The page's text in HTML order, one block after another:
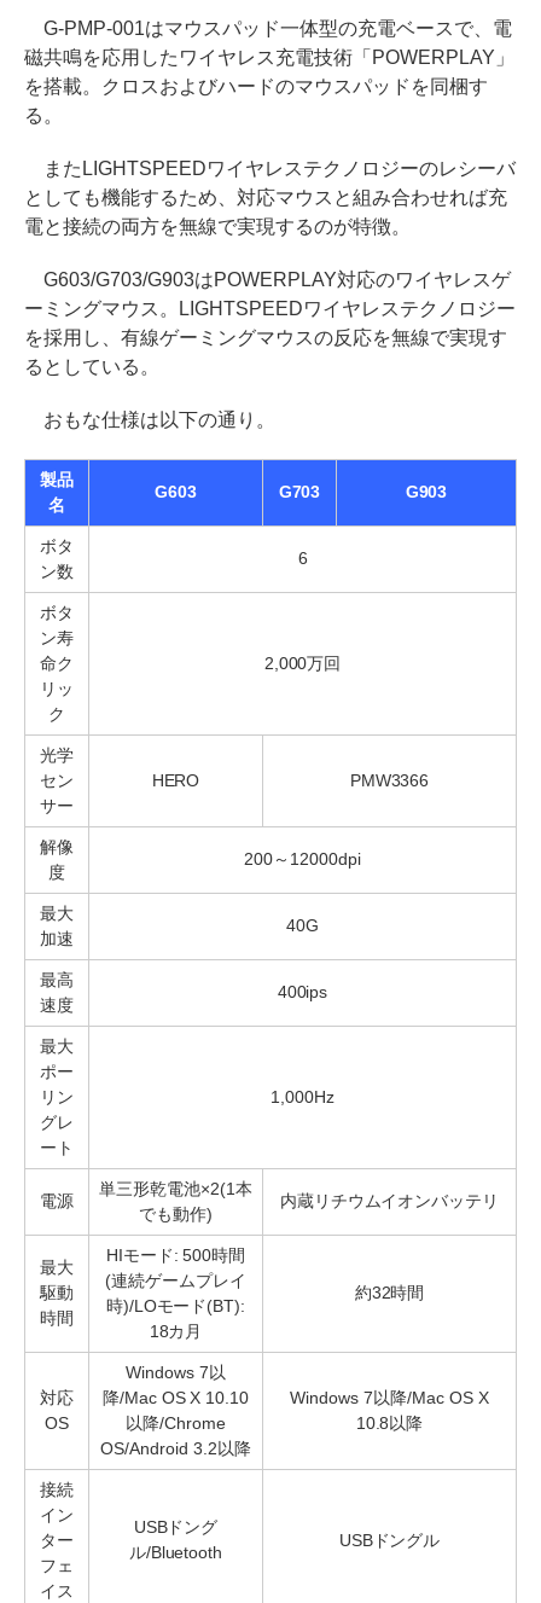
G-PMP-001はマウスパッド一体型の充電ベースで、電
磁共鳴を応用したワイヤレス充電技術「POWERPLAY」
を搭載。クロスおよびハードのマウスパッドを同梱す
る。
またLIGHTSPEEDワイヤレステクノロジーのレシーバ
としても機能するため、対応マウスと組み合わせれば充
電と接続の両方を無線で実現するのが特徴。
G603/G703/G903はPOWERPLAY対応のワイヤレスゲ
ーミングマウス。LIGHTSPEEDワイヤレステクノロジー
を採用し、有線ゲーミングマウスの反応を無線で実現す
るとしている。
おもな仕様は以下の通り。
製品
名
G603 G703 G903
ボタ
ン数
6
ボタ
ン寿
命ク
リッ
ク
2,000万回
光学
セン
サー
HERO PMW3366
解像
度
200～12000dpi
最大
加速
40G
最高
速度
400ips
最大
ポー
リン
グレ
ート
1,000Hz
電源
単三形乾電池×2(1本
でも動作)
内蔵リチウムイオンバッテリ
最大
駆動
時間
HIモード: 500時間
(連続ゲームプレイ
時)/LOモード(BT):
18カ月
約32時間
対応
OS
Windows 7以
降/Mac OS X 10.10
以降/Chrome
OS/Android 3.2以降
Windows 7以降/Mac OS X
10.8以降
接続
イン
ター
フェ
イス
USBドング
ル/Bluetooth
USBドングル